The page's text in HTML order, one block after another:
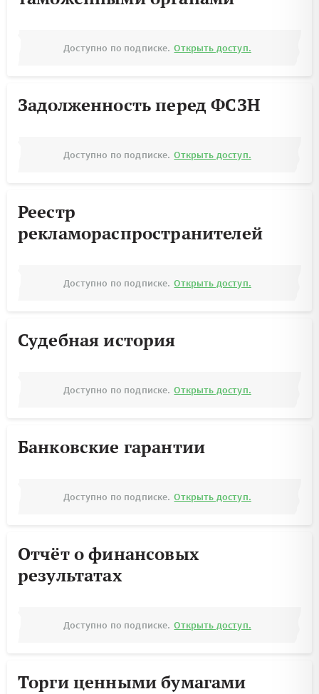
Доступно по подписке. Открыть доступ.
Задолженность перед ФСЗН
Доступно по подписке. Открыть доступ.
Реестр
рекламораспространителей
Доступно по подписке. Открыть доступ.
Судебная история
Доступно по подписке. Открыть доступ.
Банковские гарантии
Доступно по подписке. Открыть доступ.
Отчёт о финансовых
результатах
Доступно по подписке. Открыть доступ.
Торги ценными бумагами